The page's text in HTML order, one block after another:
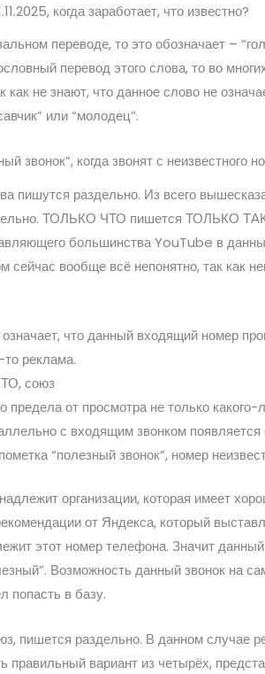
когда заработает, что известно?
переводе, то это обозначает –
перевод этого слова, то во
как не знают, что данное слово не
или “молодец”.
звонок”, когда звонят с неизвестного
пишутся раздельно. Из всего
ТОЛЬКО ЧТО пишется ТОЛЬКО ТАК,
большинства YouTube в
сейчас вообще всё непонятно, так как
что данный входящий номер
то реклама.
союз
предела от просмотра не только
с входящим звонком
“полезный звонок”, номер
организации, которая имеет
от Яндекса, который
этот номер телефона. Значит
Возможность данный звонок на
попасть в базу.
пишется раздельно. В данном случае
правильный вариант из четырёх,